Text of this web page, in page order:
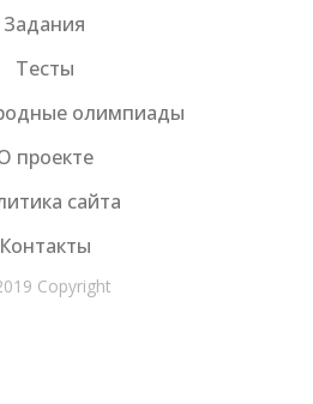
Задания
Тесты
олимпиады
проекте
сайта
Контакты
Copyright